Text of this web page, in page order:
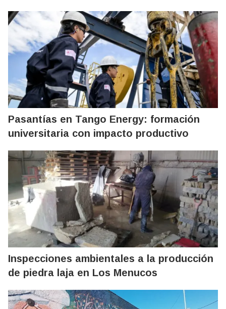
Pasantías en Tango Energy: formación
universitaria con impacto productivo
Inspecciones ambientales a la producción
de piedra laja en Los Menucos